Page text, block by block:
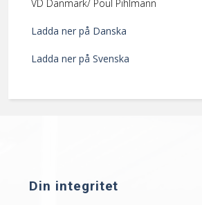
VD Danmark/ Poul Pihlmann
Ladda ner på Danska
Ladda ner på Svenska
Din integritet